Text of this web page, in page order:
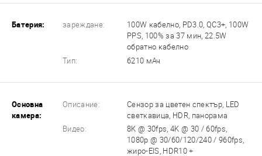
Батерия: зареждане:
100W кабелно, PD3.0, QC3+, 100W
PPS, 100% за 37 мин, 22.5W
обратно кабелно
Тип:
6210 мАч
Основна
камера:
Описание:
Сензор за цветен спектър, LED
светкавица, HDR, панорама
Видео:
8K @ 30fps, 4K @ 30 / 60fps,
1080p @ 30/60/120/240 / 960fps,
жиро-EIS, HDR10 +